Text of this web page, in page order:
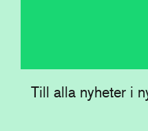
Till alla nyheter i